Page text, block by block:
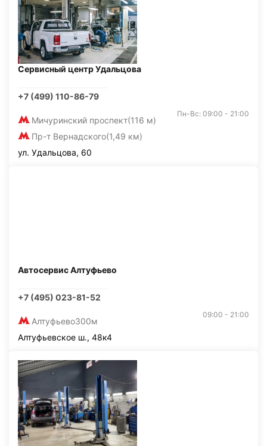
Сервисный центр Удальцова
+7 (499) 110-86-79
Мичуринский проспект(116 м)
Пр-т Вернадского(1,49 км)
Пн-Вс: 09:00 - 21:00
ул. Удальцова, 60
Автосервис Алтуфьево
+7 (495) 023-81-52
Алтуфьево300м
09:00 - 21:00
Алтуфьевское ш., 48к4